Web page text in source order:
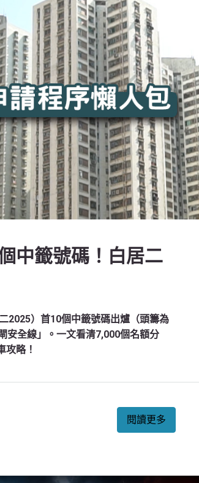
中籤號碼！白居二
2025）首10個中籤號碼出爐（頭籌為
安全線」。一文看清7,000個名額分
攻略！
閱讀更多